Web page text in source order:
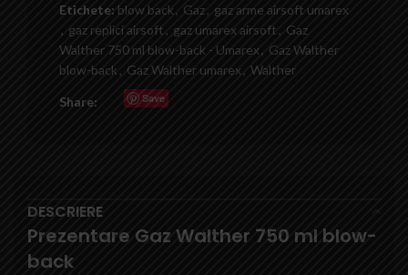
Etichete: blow back, Gaz, gaz arme airsoft umarex
, gaz replici airsoft , gaz umarex airsoft , Gaz
Walther 750 ml blow-back - Umarex, Gaz Walther
blow-back , Gaz Walther umarex, Walther
Share: Save
DESCRIERE
Prezentare Gaz Walther 750 ml blow-
back